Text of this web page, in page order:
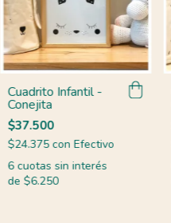
Cuadrito Infantil -
Conejita
$37.500
$24.375 con Efectivo
6 cuotas sin interés
de $6.250